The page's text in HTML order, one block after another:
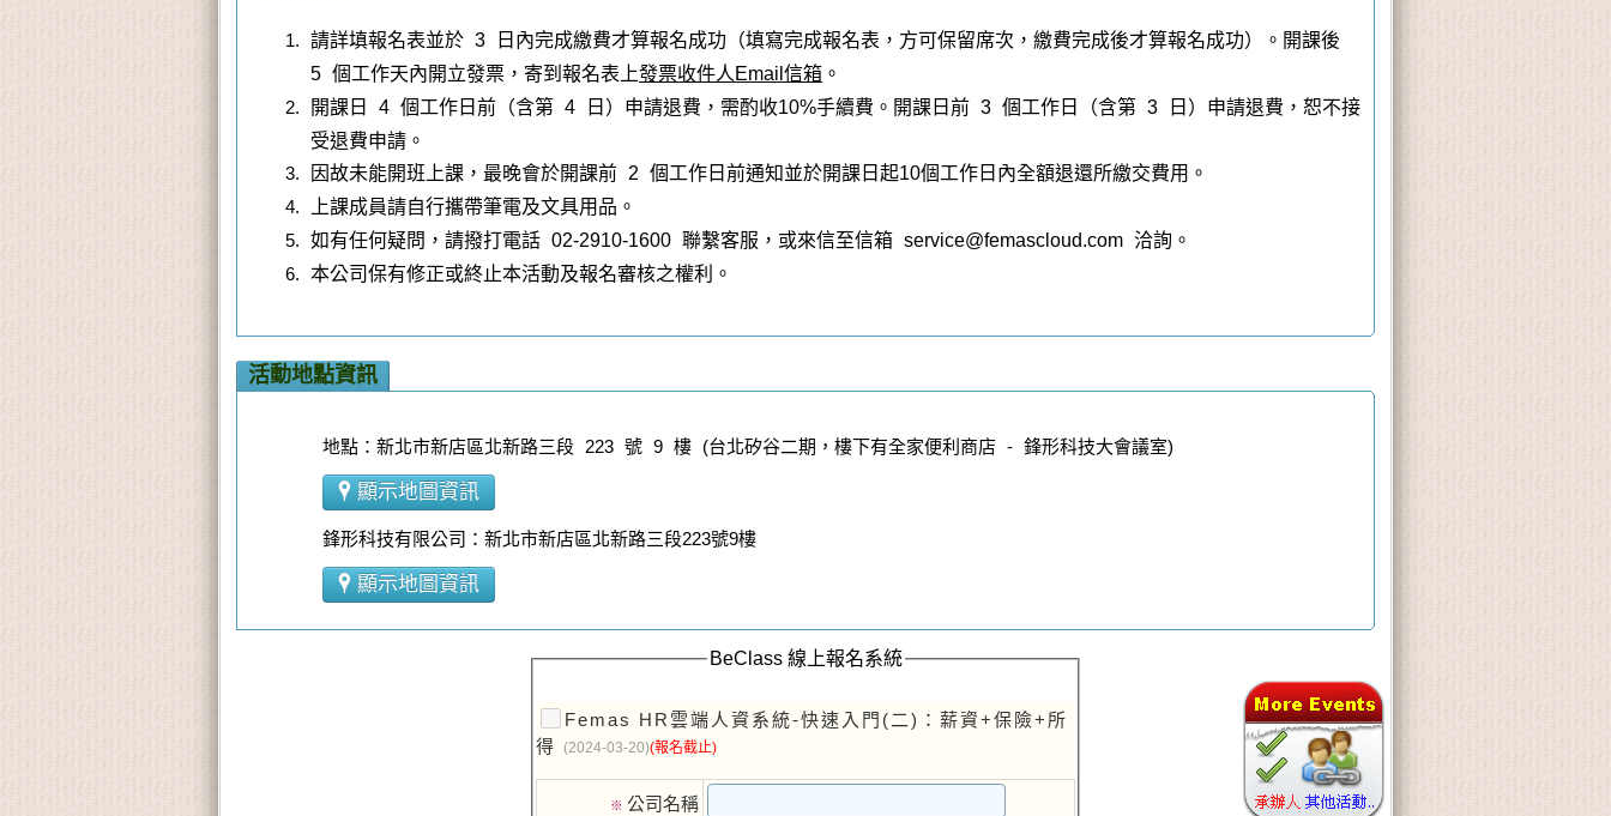
請詳填報名表並於 3 日內完成繳費才算報名成功（填寫完成報名表，方可保留席次，繳費完成後才算報名成功）。開課後
5 個工作天內開立發票，寄到報名表上發票收件人Email信箱 。
開課日 4 個工作日前（含第 4 日）申請退費，需酌收10%手續費。開課日前 3 個工作日
（含第 3 日） 申請退費，恕不接
受退費申請。
因故未能開班上課，最晚會於開課前 2 個工作日前通知並於開課日起10個工作日內全額退還所繳交費用。
上課成員請自行攜帶筆電及文具用品。
如有任何疑問，請撥打電話 02-2910-1600 聯繫客服，或來信至信箱 service@femascloud.com 洽詢。
本公司保有修正或終止本活動及報名審核之權利。
活動地點資訊
地點：新北市新店區北新路三段 223 號 9 樓 (台北矽谷二期，樓下有全家便利商店 - 鋒形科技大會議室)
顯示地圖資訊
鋒形科技有限公司：新北市新店區北新路三段223號9樓
顯示地圖資訊
BeClass 線上報名系統
Femas HR雲端人資系統-快速入門(二)：薪資+保險+所
得 (2024-03-20)(報名截止)
※ 公司名稱